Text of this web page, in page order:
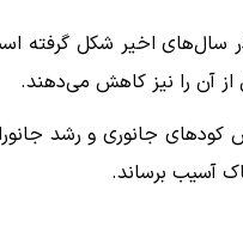
سال‌های اخیر شکل گرفته
آن را نیز کاهش می‌دهند.
جانوری و رشد
آسیب برساند.